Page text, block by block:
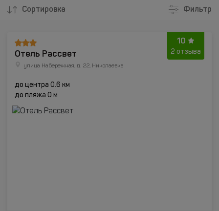
Сортировка Фильтр
10
2 отзыва
Отель Рассвет
улица Набережная, д. 22, Николаевка
до центра 0.6 км
до пляжа 0 м